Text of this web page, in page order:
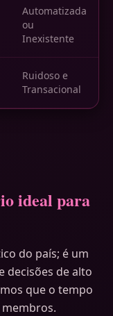
Automatizada
ou
Inexistente
Ruidoso e
Transacional
ideal para
do país; é um
decisões de alto
que o tempo